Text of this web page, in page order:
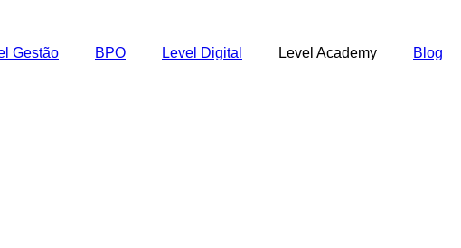
Gestão BPO Level Digital Level Academy
Blog